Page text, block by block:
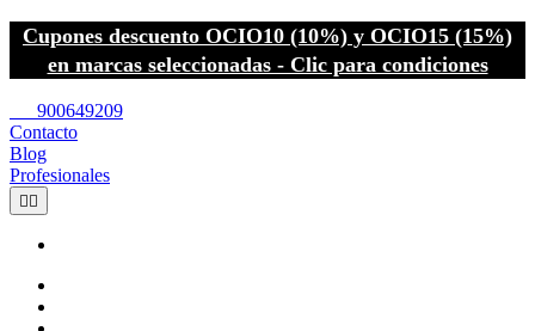
Cupones descuento OCIO10 (10%) y OCIO15 (15%)
en marcas seleccionadas - Clic para condiciones
900649209
Contacto
Blog
Profesionales
 